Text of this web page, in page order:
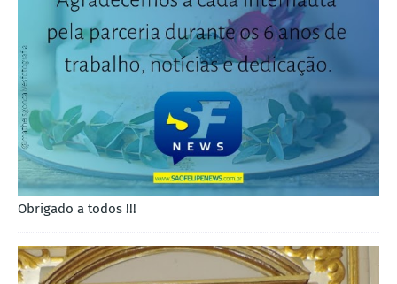
Obrigado a todos !!!